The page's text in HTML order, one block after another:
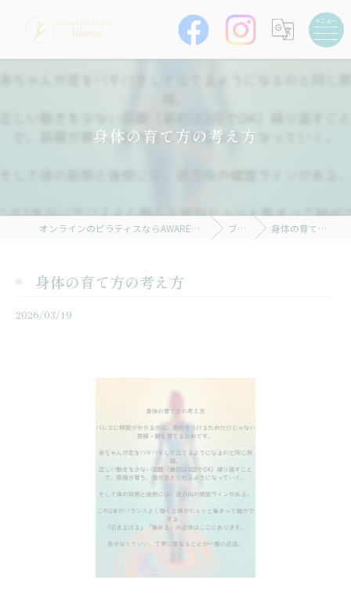
身体の育て方の考え方
オンラインのピラティスならAWARENESS STUDIO Allongé ブログ 身体の育て方の考え方
身体の育て方の考え方
2026/03/19